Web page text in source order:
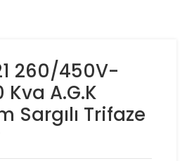
260/450V-
A.G.K
Sargılı Trifaze